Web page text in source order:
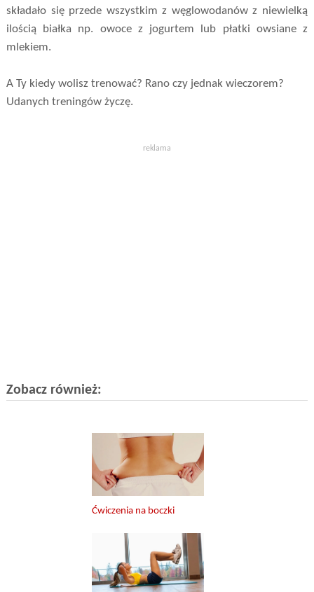
składało się przede wszystkim z węglowodanów z niewielką
ilością białka np. owoce z jogurtem lub płatki owsiane z
mlekiem.
A Ty kiedy wolisz trenować? Rano czy jednak wieczorem?
Udanych treningów życzę.
reklama
Zobacz również:
Ćwiczenia na boczki